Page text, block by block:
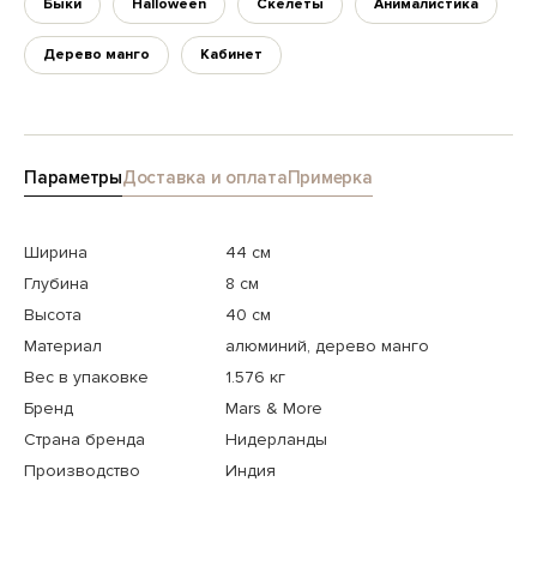
Быки Halloween Скелеты Анималистика
Дерево манго Кабинет
ПараметрыДоставка и оплатаПримерка
Ширина
44 см
Глубина
8 см
Высота
40 см
Материал
алюминий, дерево манго
Вес в упаковке
1.576 кг
Бренд
Mars & More
Страна бренда
Нидерланды
Производство
Индия